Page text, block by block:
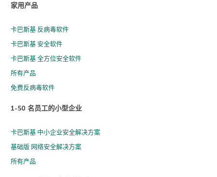
家用产品
卡巴斯基 反病毒软件
卡巴斯基 安全软件
卡巴斯基 全方位安全软件
所有产品
免费反病毒软件
1-50 名员工的小型企业
卡巴斯基 中小企业安全解决方案
基础版 网络安全解决方案
所有产品